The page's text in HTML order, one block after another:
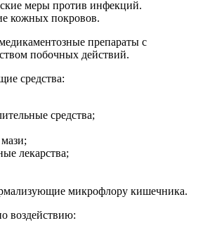
меры против инфекций.
кожных покровов.
препараты с
побочных действий.
средства:
средства;
лекарства;
микрофлору кишечника.
воздействию: